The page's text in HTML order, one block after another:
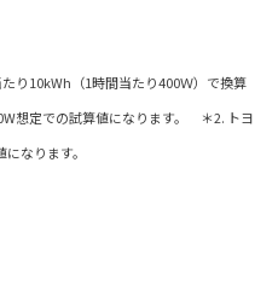
り10kWh（1時間当たり400Ｗ）で換算
想定での試算値になります。 ＊2. トヨ
なります。